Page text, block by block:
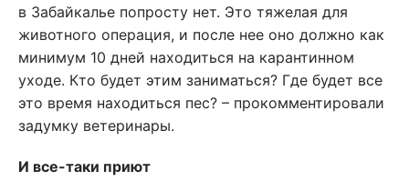
в Забайкалье попросту нет. Это тяжелая для
животного операция, и после нее оно должно как
минимум 10 дней находиться на карантинном
уходе. Кто будет этим заниматься? Где будет все
это время находиться пес? – прокомментировали
задумку ветеринары.
И все-таки приют